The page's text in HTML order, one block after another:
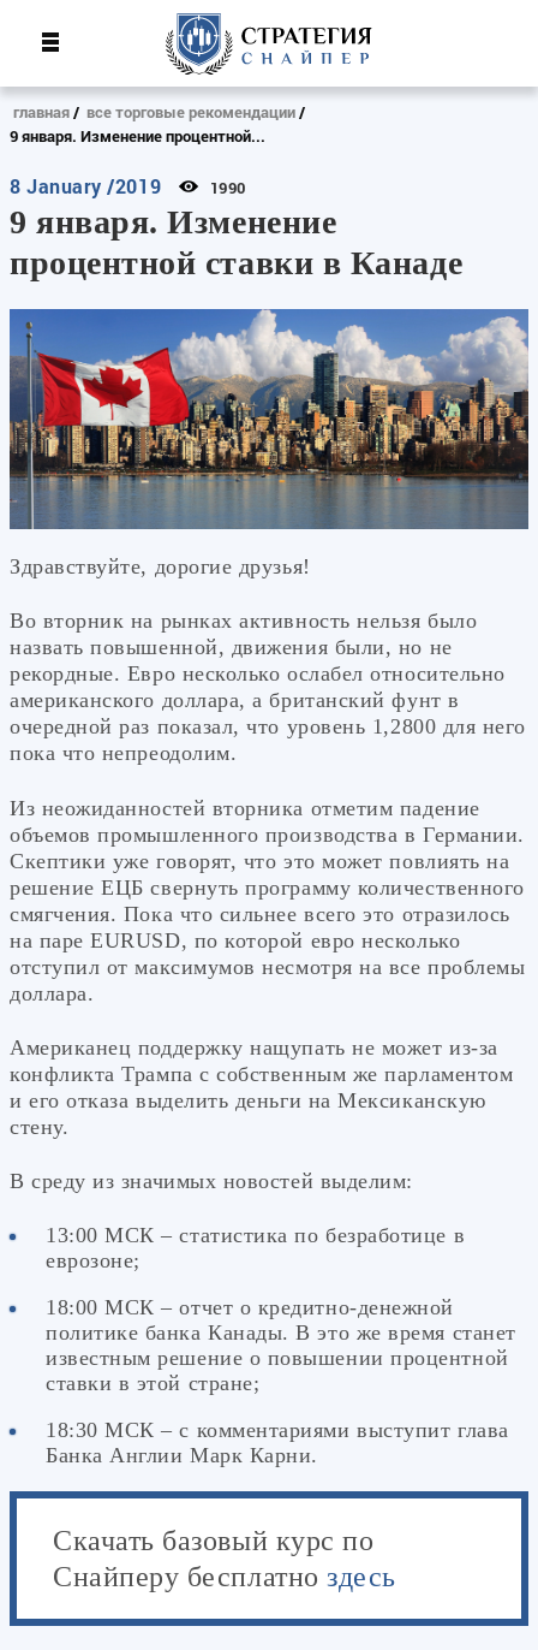
главная
все торговые рекомендации
9 января. Изменение процентной...
8 January /2019 1990
9 января. Изменение
процентной ставки в Канаде
Здравствуйте, дорогие друзья!
Во вторник на рынках активность нельзя было
назвать повышенной, движения были, но не
рекордные. Евро несколько ослабел относительно
американского доллара, а британский фунт в
очередной раз показал, что уровень 1,2800 для него
пока что непреодолим.
Из неожиданностей вторника отметим падение
объемов промышленного производства в Германии.
Скептики уже говорят, что это может повлиять на
решение ЕЦБ свернуть программу количественного
смягчения. Пока что сильнее всего это отразилось
на паре EURUSD, по которой евро несколько
отступил от максимумов несмотря на все проблемы
доллара.
Американец поддержку нащупать не может из-за
конфликта Трампа с собственным же парламентом
и его отказа выделить деньги на Мексиканскую
стену.
В среду из значимых новостей выделим:
13:00 МСК – статистика по безработице в
еврозоне;
18:00 МСК – отчет о кредитно-денежной
политике банка Канады. В это же время станет
известным решение о повышении процентной
ставки в этой стране;
18:30 МСК – с комментариями выступит глава
Банка Англии Марк Карни.
Скачать базовый курс по
Снайперу бесплатноздесь